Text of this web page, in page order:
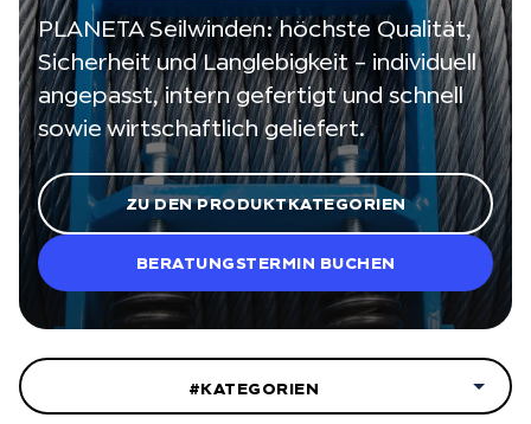
PLANETA Seilwinden: höchste Qualität,
Sicherheit und Langlebigkeit – individuell
angepasst, intern gefertigt und schnell
sowie wirtschaftlich geliefert.
ZU DEN PRODUKTKATEGORIEN
BERATUNGSTERMIN BUCHEN
#KATEGORIEN